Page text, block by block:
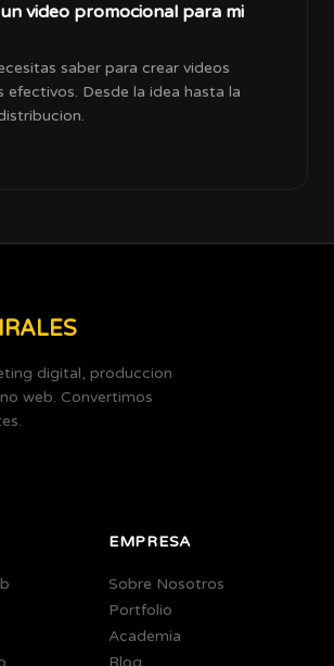
video promocional para mi
saber para crear videos
efectivos. Desde la idea hasta la
digital, produccion
web. Convertimos
EMPRESA
Sobre Nosotros
Portfolio
Academia
Blog